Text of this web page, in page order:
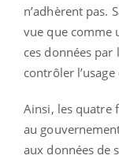
n’adhèrent pas.
vue que comme
ces données par
contrôler
Ainsi, les quatre
au
aux données de